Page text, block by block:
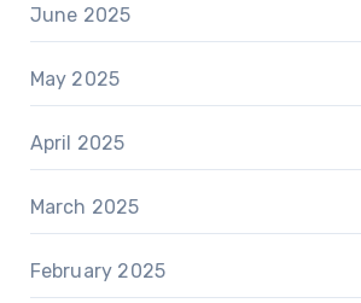
June 2025
May 2025
April 2025
March 2025
February 2025